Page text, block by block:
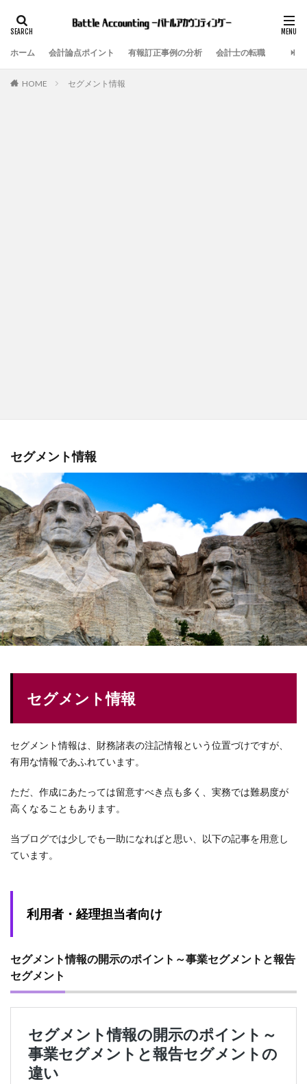
ホーム 会計論点ポイント 有報訂正事例の分析 会計士の転職
HOME セグメント情報
セグメント情報
セグメント情報
セグメント情報は、財務諸表の注記情報という位置づけですが、
有用な情報であふれています。
ただ、作成にあたっては留意すべき点も多く、実務では難易度が
高くなることもあります。
当ブログでは少しでも一助になればと思い、以下の記事を用意し
ています。
利用者・経理担当者向け
セグメント情報の開示のポイント～事業セグメントと報告
セグメント